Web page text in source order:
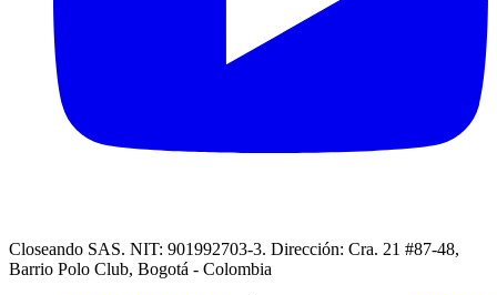
Closeando SAS. NIT: 901992703-3. Dirección: Cra. 21 #87-48,
Barrio Polo Club, Bogotá - Colombia